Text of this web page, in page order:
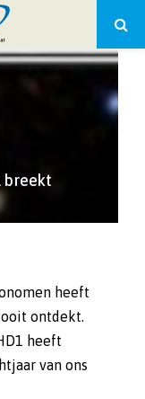
breekt
heeft
ontdekt.
heeft
van ons